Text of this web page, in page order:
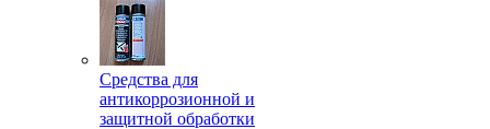
Средства для
антикоррозионной и
защитной обработки